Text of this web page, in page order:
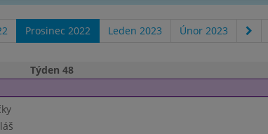
Prosinec 2022 Leden 2023 Únor 2023
Týden 48